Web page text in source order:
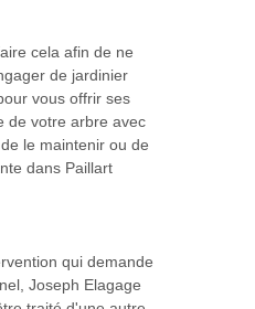
cela afin de ne
de jardinier
vous offrir ses
de votre arbre avec
le maintenir ou de
dans Paillart
qui demande
Joseph Elagage